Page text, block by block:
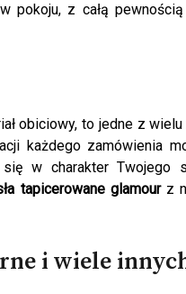
pokoju, z całą
obiciowy, to jedne z
każdego zamówienia
w charakter Twojego
tapicerowane glamourz
i wiele